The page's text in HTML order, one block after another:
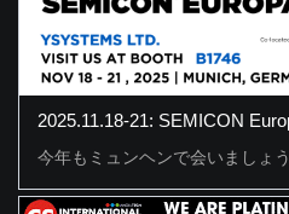
2025.11.18-21: SEMICON
今年もミュンヘンで会いましょう